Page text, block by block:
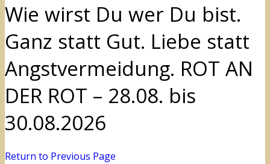
Wie wirst Du wer Du bist.
Ganz statt Gut. Liebe statt
Angstvermeidung. ROT AN
DER ROT – 28.08. bis
30.08.2026
Return to Previous Page